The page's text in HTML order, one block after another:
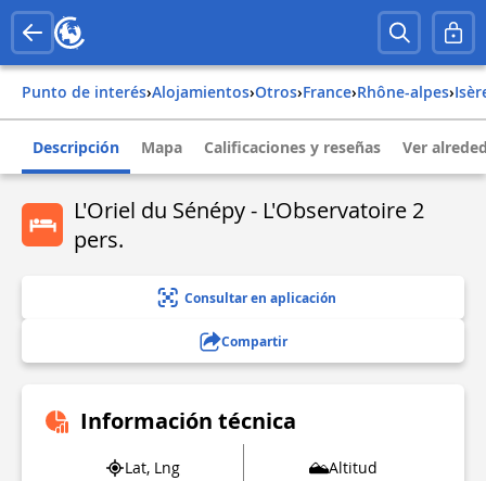
Punto de interés› Alojamientos› Otros› france› rhône-alpes›
Descripción Mapa Calificaciones y reseñas Ver
L'Oriel du Sénépy - L'Observatoire 2
pers.
Consultar en aplicación
Compartir
Información técnica
Lat, Lng
Altitud